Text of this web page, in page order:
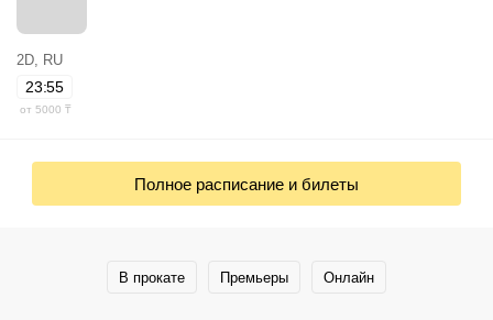
2D, RU
23:55
от 5000 ₸
Полное расписание и билеты
В прокате Премьеры Онлайн